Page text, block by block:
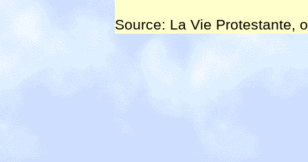
Source: La Vie Protestante,